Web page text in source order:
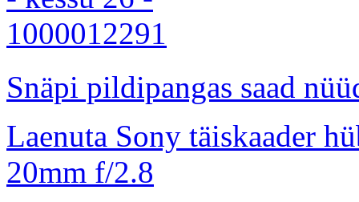
Snäpi pildipangas saad
Laenuta Sony täiskaader
20mm f/2.8